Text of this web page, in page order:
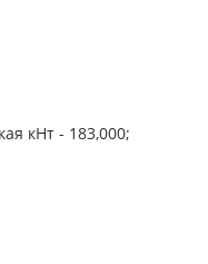
кНт - 183,000;